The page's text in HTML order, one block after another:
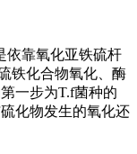
依靠氧化亚铁硫杆
铁化合物氧化、酶
一步为T.f菌种的
化物发生的氧化还